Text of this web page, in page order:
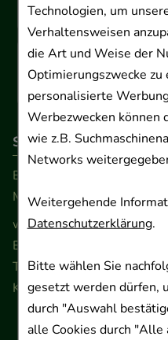
Technologien, um
Verhaltensweisen
die Art und Weise der
Optimierungszwecke zu
personalisierte
Werbezwecken können
wie z.B.
Networks
Weitergehende
Datenschutzerklärung.
Bitte wählen Sie
gesetzt werden dürfen,
durch "Auswahl
alle Cookies durch "Alle
So erreichen Sie uns
Beratung und
Montag - Freitag von 9.00
www.ApoSalis.de· E-Mail:
Ernst-August-Platz 2 ·
Telefon 0511 89 71 80 0 ·
Kontaktformular